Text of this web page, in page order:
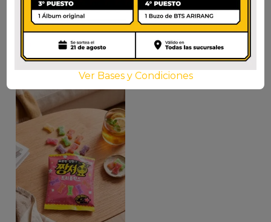
TENNIE PING
1.200
AÑADIR AL CARRITO
$1.500
AÑADIR AL CARRITO
Ver Bases y Condiciones